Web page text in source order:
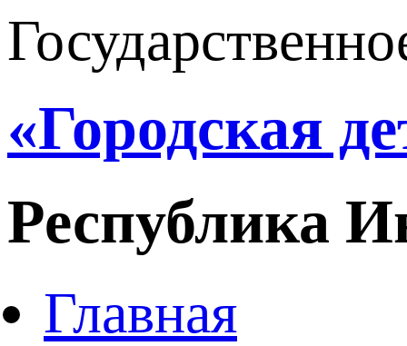
«Городская
Республика
Главная